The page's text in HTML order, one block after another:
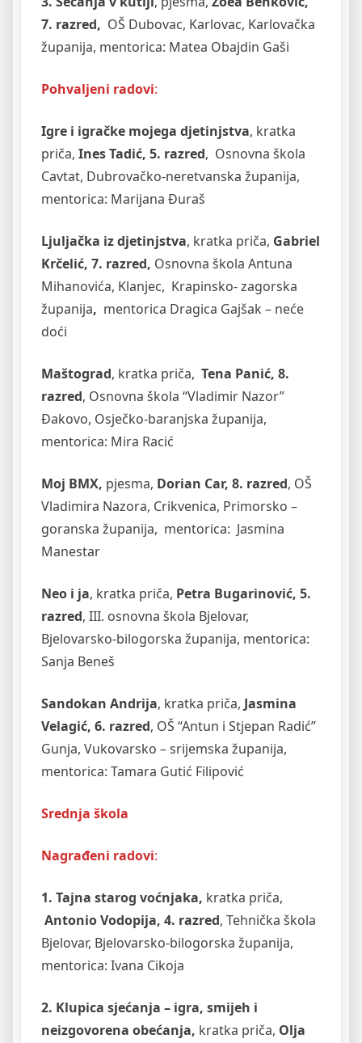
7. razred, OŠ Dubovac, Karlovac, Karlovačka
županija, mentorica: Matea Obajdin Gaši
Pohvaljeni radovi:
Igre i igračke mojega djetinjstva, kratka
priča, Ines Tadić, 5. razred, Osnovna škola
Cavtat, Dubrovačko-neretvanska županija,
mentorica: Marijana Đuraš
Ljuljačka iz djetinjstva, kratka priča, Gabriel
Krčelić, 7. razred, Osnovna škola Antuna
Mihanovića, Klanjec, Krapinsko- zagorska
županija, mentorica Dragica Gajšak – neće
doći
Maštograd, kratka priča, Tena Panić, 8.
razred, Osnovna škola “Vladimir Nazor”
Đakovo, Osječko-baranjska županija,
mentorica: Mira Racić
Moj BMX, pjesma, Dorian Car, 8. razred, OŠ
Vladimira Nazora, Crikvenica, Primorsko –
goranska županija, mentorica: Jasmina
Manestar
Neo i ja, kratka priča, Petra Bugarinović, 5.
razred, III. osnovna škola Bjelovar,
Bjelovarsko-bilogorska županija, mentorica:
Sanja Beneš
Sandokan Andrija, kratka priča, Jasmina
Velagić, 6. razred, OŠ “Antun i Stjepan Radić”
Gunja, Vukovarsko – srijemska županija,
mentorica: Tamara Gutić Filipović
Srednja škola
Nagrađeni radovi:
1. Tajna starog voćnjaka, kratka priča,
Antonio Vodopija, 4. razred, Tehnička škola
Bjelovar, Bjelovarsko-bilogorska županija,
mentorica: Ivana Cikoja
2. Klupica sjećanja – igra, smijeh i
neizgovorena obećanja, kratka priča, Olja